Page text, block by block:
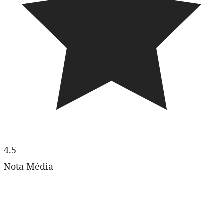
4.5
Nota Média